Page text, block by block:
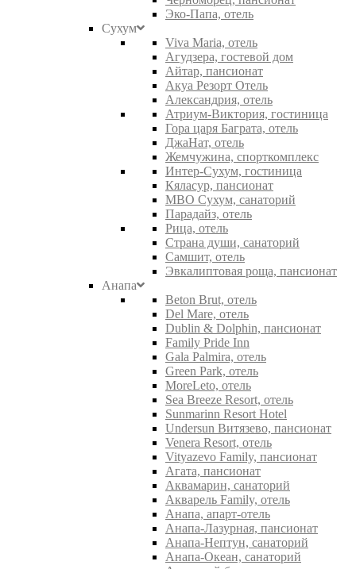
Эко-Папа, отель
Сухум
Viva Maria, отель
Агудзера, гостевой дом
Айтар, пансионат
Акуа Резорт Отель
Александрия, отель
Атриум-Виктория, гостиница
Гора царя Баграта, отель
ДжаНат, отель
Жемчужина, спорткомплекс
Интер-Сухум, гостиница
Кяласур, пансионат
МВО Сухум, санаторий
Парадайз, отель
Рица, отель
Страна души, санаторий
Самшит, отель
Эвкалиптовая роща, пансионат
Анапа
Beton Brut, отель
Del Mare, отель
Dublin & Dolphin, пансионат
Family Pride Inn
Gala Palmira, отель
Green Park, отель
MoreLeto, отель
Sea Breeze Resort, отель
Sunmarinn Resort Hotel
Undersun Витязево, пансионат
Venera Resort, отель
Vityazevo Family, пансионат
Агата, пансионат
Аквамарин, санаторий
Акварель Family, отель
Анапа, апарт-отель
Анапа-Лазурная, пансионат
Анапа-Нептун, санаторий
Анапа-Океан, санаторий